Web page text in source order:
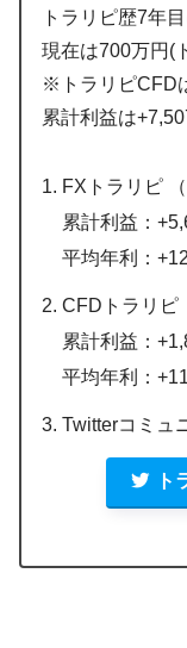
トラリピ歴7年
現在は700万円(
※トラリピCFD
累計利益は
FXトラリピ
累計利益：
平均年利：
CFDトラリピ
累計利益：
平均年利：
Twitterコミュ
ト